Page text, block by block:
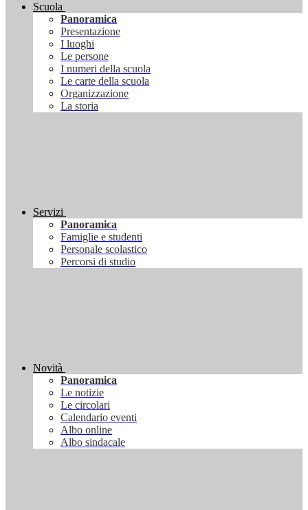
Scuola
Panoramica
Presentazione
I luoghi
Le persone
I numeri della scuola
Le carte della scuola
Organizzazione
La storia
Servizi
Panoramica
Famiglie e studenti
Personale scolastico
Percorsi di studio
Novità
Panoramica
Le notizie
Le circolari
Calendario eventi
Albo online
Albo sindacale